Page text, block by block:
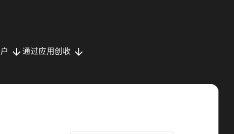
arrow_downward 通过应用创收 arrow_downward